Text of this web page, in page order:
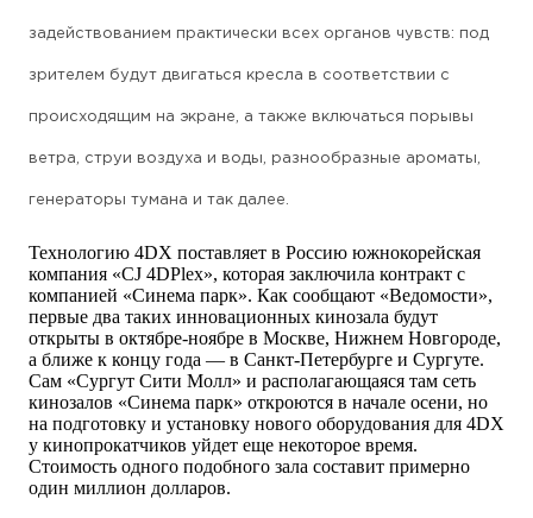
задействованием практически всех органов чувств: под
зрителем будут двигаться кресла в соответствии с
происходящим на экране, а также включаться порывы
ветра, струи воздуха и воды, разнообразные ароматы,
генераторы тумана и так далее.
Технологию 4DX поставляет в Россию южнокорейская
компания «CJ 4DPlex», которая заключила контракт с
компанией «Синема парк». Как сообщают «Ведомости»,
первые два таких инновационных кинозала будут
открыты в октябре-ноябре в Москве, Нижнем Новгороде,
а ближе к концу года — в Санкт-Петербурге и Сургуте.
Сам «Сургут Сити Молл» и располагающаяся там сеть
кинозалов «Синема парк» откроются в начале осени, но
на подготовку и установку нового оборудования для 4DX
у кинопрокатчиков уйдет еще некоторое время.
Стоимость одного подобного зала составит примерно
один миллион долларов.